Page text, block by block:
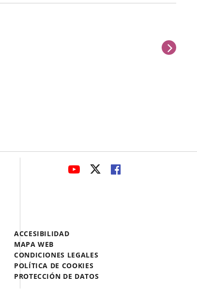
next
LINK
LINKLINK
Menú
Legal
Footer
ACCESIBILIDAD
MAPA WEB
CONDICIONES LEGALES
POLÍTICA DE COOKIES
PROTECCIÓN DE DATOS